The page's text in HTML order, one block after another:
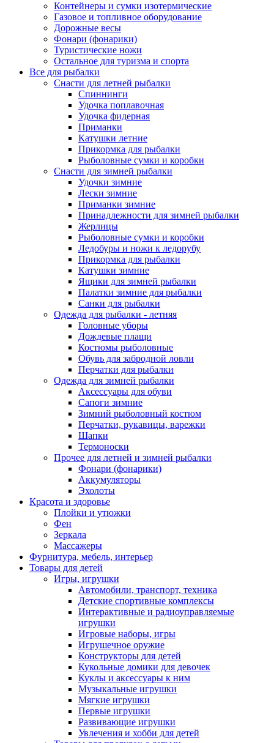
Контейнеры и сумки изотермические
Газовое и топливное оборудование
Дорожные весы
Фонари (фонарики)
Туристические ножи
Остальное для туризма и спорта
Все для рыбалки
Снасти для летней рыбалки
Спиннинги
Удочка поплавочная
Удочка фидерная
Приманки
Катушки летние
Прикормка для рыбалки
Рыболовные сумки и коробки
Снасти для зимней рыбалки
Удочки зимние
Лески зимние
Приманки зимние
Принадлежности для зимней рыбалки
Жерлицы
Рыболовные сумки и коробки
Ледобуры и ножи к ледорубу
Прикормка для рыбалки
Катушки зимние
Ящики для зимней рыбалки
Палатки зимние для рыбалки
Санки для рыбалки
Одежда для рыбалки - летняя
Головные уборы
Дождевые плащи
Костюмы рыболовные
Обувь для забродной ловли
Перчатки для рыбалки
Одежда для зимней рыбалки
Аксессуары для обуви
Сапоги зимние
Зимний рыболовный костюм
Перчатки, рукавицы, варежки
Шапки
Термоноски
Прочее для летней и зимней рыбалки
Фонари (фонарики)
Аккумуляторы
Эхолоты
Красота и здоровье
Плойки и утюжки
Фен
Зеркала
Массажеры
Фурнитура, мебель, интерьер
Товары для детей
Игры, игрушки
Автомобили, транспорт, техника
Детские спортивные комплексы
Интерактивные и радиоуправляемые
игрушки
Игровые наборы, игры
Игрушечное оружие
Конструкторы для детей
Кукольные домики для девочек
Куклы и аксессуары к ним
Музыкальные игрушки
Мягкие игрушки
Первые игрушки
Развивающие игрушки
Увлечения и хобби для детей